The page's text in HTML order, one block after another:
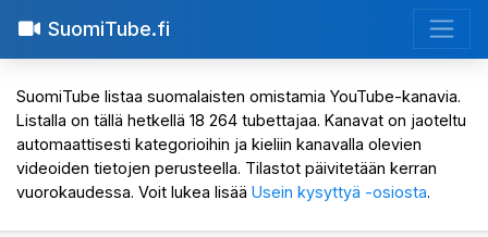
SuomiTube.fi
SuomiTube listaa suomalaisten omistamia YouTube-kanavia.
Listalla on tällä hetkellä 18 264 tubettajaa. Kanavat on jaoteltu
automaattisesti kategorioihin ja kieliin kanavalla olevien
videoiden tietojen perusteella. Tilastot päivitetään kerran
vuorokaudessa. Voit lukea lisää Usein kysyttyä -osiosta.